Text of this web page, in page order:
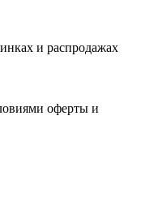
и распродажах
оферты и